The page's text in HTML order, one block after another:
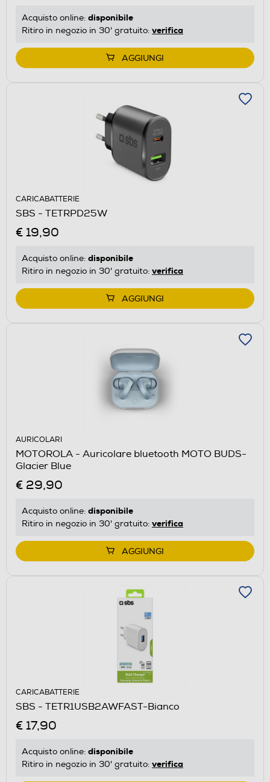
Acquisto online: disponibile
Ritiro in negozio in 30' gratuito: verifica
AGGIUNGI
CARICABATTERIE
SBS - TETRPD25W
€ 19,90
Acquisto online: disponibile
Ritiro in negozio in 30' gratuito: verifica
AGGIUNGI
AURICOLARI
MOTOROLA - Auricolare bluetooth MOTO BUDS-
Glacier Blue
€ 29,90
Acquisto online: disponibile
Ritiro in negozio in 30' gratuito: verifica
AGGIUNGI
CARICABATTERIE
SBS - TETR1USB2AWFAST-Bianco
€ 17,90
Acquisto online: disponibile
Ritiro in negozio in 30' gratuito: verifica